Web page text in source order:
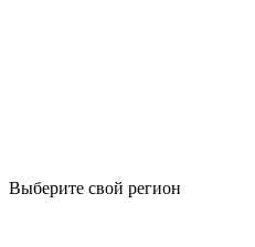
Выберите свой регион